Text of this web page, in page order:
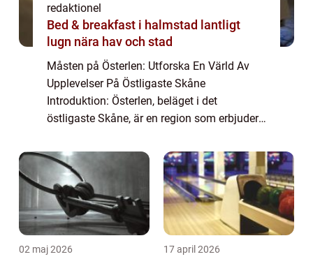
redaktionel
Bed & breakfast i halmstad lantligt
lugn nära hav och stad
Måsten på Österlen: Utforska En Värld Av
Upplevelser På Östligaste Skåne
Introduktion: Österlen, beläget i det
östligaste Skåne, är en region som erbjuder
Från pittoreska kustbyar till historiska slott
och ...
02 maj 2026 17 april 2026